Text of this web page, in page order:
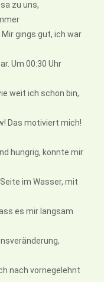
zu uns,
gings gut, ich war
Um 00:30 Uhr
weit ich schon bin,
Das motiviert mich!
hungrig, konnte mir
im Wasser, mit
es mir langsam
nach vornegelehnt